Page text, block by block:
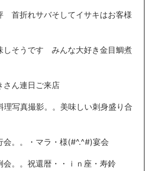
首折れサバそしてイサキはお客様
しそうです みんな大好き金目鯛煮
さん連日ご来店
理写真撮影。。美味しい刺身盛り合
会。。・マラ・様(#^.^#)宴会
会。。祝還暦・・ｉｎ座・寿鈴